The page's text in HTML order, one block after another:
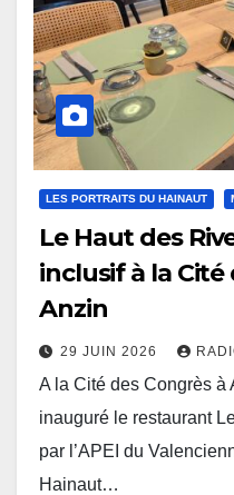
LES PORTRAITS DU HAINAUT
Le Haut des
inclusif à la Cité
Anzin
29 JUIN 2026
A la Cité des Congrès à
inauguré le restaurant
par l’APEI du
Hainaut…